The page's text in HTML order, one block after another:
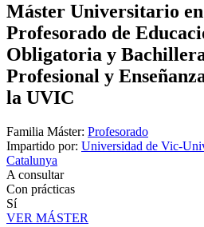
Máster Universitario
Profesorado de
Obligatoria y
Profesional y
la UVIC
Familia Máster: Profesorado
Impartido por: Universidad de Vic-
Catalunya
A consultar
Con prácticas
Sí
VER MÁSTER